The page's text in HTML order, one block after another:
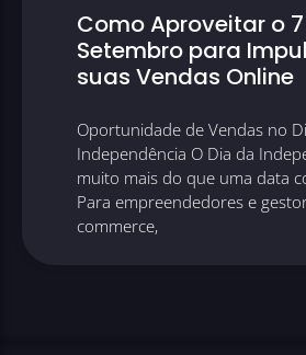
Como Aproveitar o
Setembro para
suas Vendas Online
Oportunidade de Vendas no
Independência O Dia da
muito mais do que uma data
Para empreendedores e
commerce,